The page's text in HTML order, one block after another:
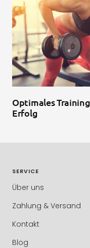
Optimales
Erfolg
SERVICE
Über uns
Zahlung & Versand
Kontakt
Blog